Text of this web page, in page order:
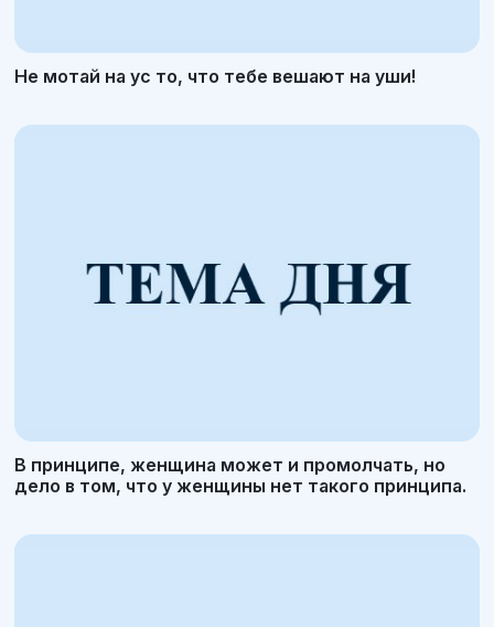
Не мотай на ус то, что тебе вешают на уши!
В принципе, женщина может и промолчать, но
дело в том, что у женщины нет такого принципа.